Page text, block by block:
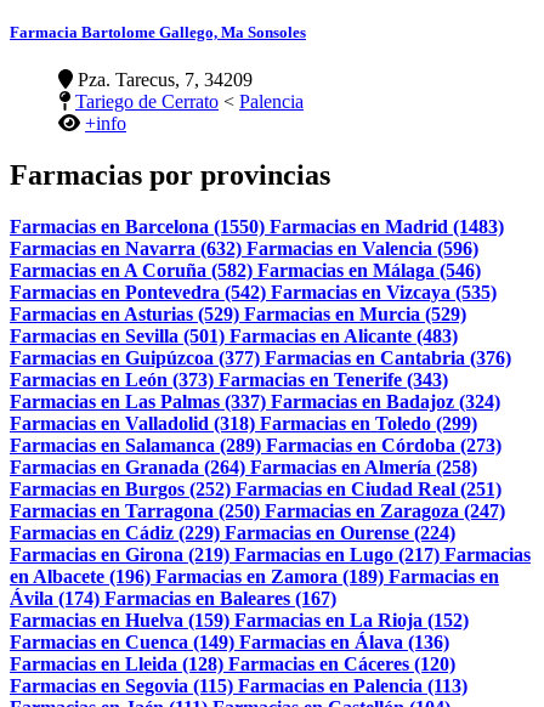
Farmacia Bartolome Gallego, Ma Sonsoles
Pza. Tarecus, 7, 34209
Tariego de Cerrato < Palencia
+info
Farmacias por provincias
Farmacias en Barcelona (1550) Farmacias en Madrid (1483)
Farmacias en Navarra (632) Farmacias en Valencia (596)
Farmacias en A Coruña (582) Farmacias en Málaga (546)
Farmacias en Pontevedra (542) Farmacias en Vizcaya (535)
Farmacias en Asturias (529) Farmacias en Murcia (529)
Farmacias en Sevilla (501) Farmacias en Alicante (483)
Farmacias en Guipúzcoa (377) Farmacias en Cantabria (376)
Farmacias en León (373) Farmacias en Tenerife (343)
Farmacias en Las Palmas (337) Farmacias en Badajoz (324)
Farmacias en Valladolid (318) Farmacias en Toledo (299)
Farmacias en Salamanca (289) Farmacias en Córdoba (273)
Farmacias en Granada (264) Farmacias en Almería (258)
Farmacias en Burgos (252) Farmacias en Ciudad Real (251)
Farmacias en Tarragona (250) Farmacias en Zaragoza (247)
Farmacias en Cádiz (229) Farmacias en Ourense (224)
Farmacias en Girona (219) Farmacias en Lugo (217) Farmacias
en Albacete (196) Farmacias en Zamora (189) Farmacias en
Ávila (174) Farmacias en Baleares (167)
Farmacias en Huelva (159) Farmacias en La Rioja (152)
Farmacias en Cuenca (149) Farmacias en Álava (136)
Farmacias en Lleida (128) Farmacias en Cáceres (120)
Farmacias en Segovia (115) Farmacias en Palencia (113)